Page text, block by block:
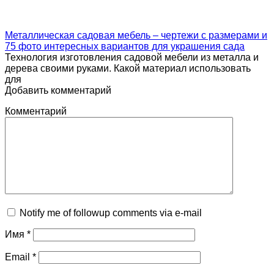
Металлическая садовая мебель – чертежи с размерами и
75 фото интересных вариантов для украшения сада
Технология изготовления садовой мебели из металла и
дерева своими руками. Какой материал использовать
для
Добавить комментарий
Комментарий
Notify me of followup comments via e-mail
Имя *
Email *